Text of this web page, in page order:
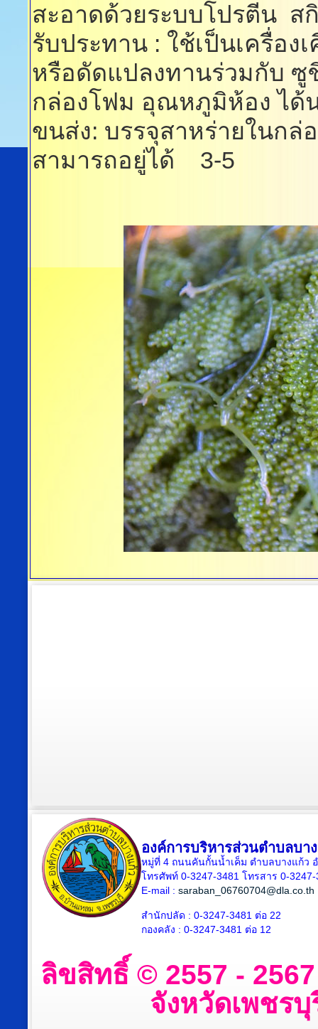
สะอาดด้วยระบบโปรตีน ส
รับประทาน : ใช้เป็นเครื่อ
หรือดัดแปลงทานร่วมกับ ซู
กล่องโฟม อุณหภูมิห้อง ได้
ขนส่ง: บรรจุสาหร่ายในกล่
สามารถอยู่ได้ 3-5
องค์การบริหารส่วนตำบลบา
หมู่ที่ 4 ถนนคันกั้นน้ำเค็ม ตำบลบางแก้ว
โทรศัพท์ 0-3247-3481 โทรสาร 0-3247-
E-mail : saraban_06760704@dla.co.th
สำนักปลัด : 0-3247-3481 ต่อ 22
กองคลัง : 0-3247-3481 ต่อ 12
ลิขสิทธิ์ © 2557 -
จังหวัดเพชร